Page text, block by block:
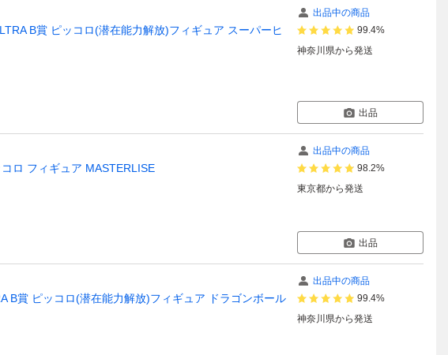
B賞 ピッコロ(潜在能力解放)フィギュア スーパーヒ
出品中の商品
99.4%
神奈川県から発送
出品
ロ フィギュア MASTERLISE
出品中の商品
98.2%
東京都から発送
出品
B賞 ピッコロ(潜在能力解放)フィギュア ドラゴンボール
出品中の商品
99.4%
神奈川県から発送